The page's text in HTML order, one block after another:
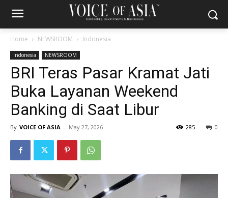
Home NEWSROOM Indonesia
Indonesia NEWSROOM
BRI Teras Pasar Kramat Jati
Buka Layanan Weekend
Banking di Saat Libur
By VOICE OF ASIA - May 27, 2026 0
285